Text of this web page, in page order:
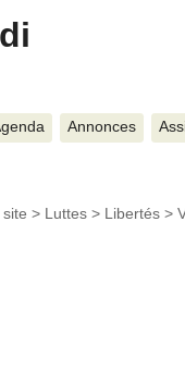
Annonces
> Luttes > Libertés >